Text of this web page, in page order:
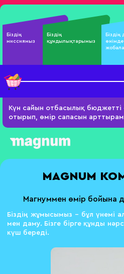
Біздің
миссиямыз
Біздің
құндылықтарымыз
Бiздiң
Күн сайын отбасылық бюджетті
отырып, өмір сапасын
MAGNUM
Магнуммен өмір бойына
Біздің жұмысымыз – бұл үнемі
мен даму. Бізге бірге құнды
күш береді.